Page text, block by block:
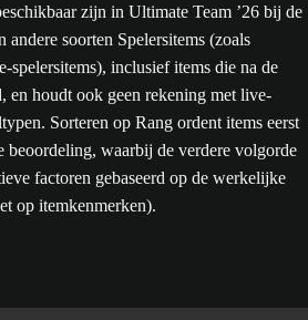
zijn in Ultimate Team ’26 bij de
andere soorten Spelersitems (zoals
spelersitems), inclusief items die na de
en houdt ook geen rekening met live-
Sorteren op Rang ordent items eerst
beoordeling, waarbij de verdere volgorde
factoren gebaseerd op de werkelijke
op itemkenmerken).